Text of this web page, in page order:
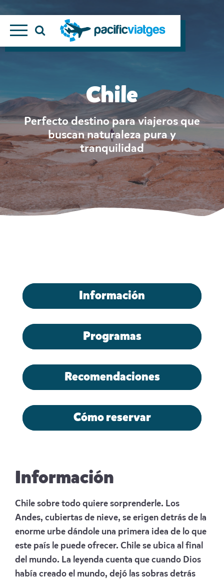
Chile
Perfecto destino para viajeros que
buscan naturaleza pura y
tranquilidad
Información
Programas
Recomendaciones
Cómo reservar
Información
Chile sobre todo quiere sorprenderle. Los
Andes, cubiertas de nieve, se erigen detrás de la
enorme urbe dándole una primera idea de lo que
este país le puede ofrecer. Chile se ubica al final
del mundo. La leyenda cuenta que cuando Dios
había creado el mundo, dejó las sobras detrás